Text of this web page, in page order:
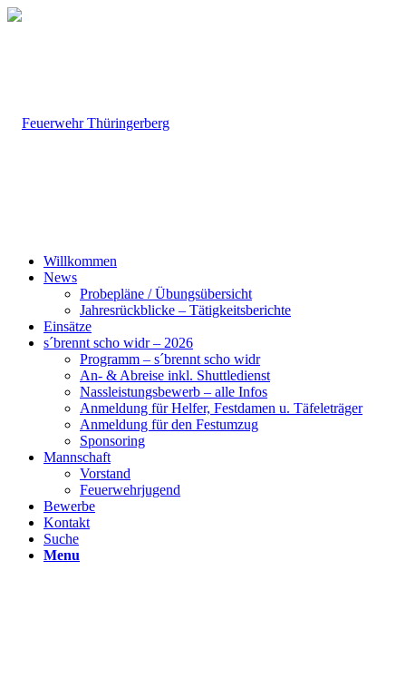
Willkommen
News
Probepläne / Übungsübersicht
Jahresrückblicke – Tätigkeitsberichte
Einsätze
s´brennt scho widr – 2026
Programm – s´brennt scho widr
An- & Abreise inkl. Shuttledienst
Nassleistungsbewerb – alle Infos
Anmeldung für Helfer, Festdamen u. Täfeleträger
Anmeldung für den Festumzug
Sponsoring
Mannschaft
Vorstand
Feuerwehrjugend
Bewerbe
Kontakt
Suche
Menu